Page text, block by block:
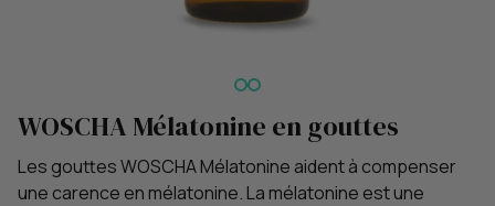
WOSCHA Mélatonine en gouttes
Les gouttes WOSCHA Mélatonine aident à compenser
une carence en mélatonine. La mélatonine est une